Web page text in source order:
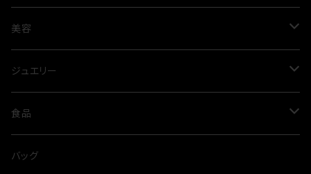
ワンピース
プリーツ
春夏
パンツ
オールシーズン
スカート
ブラウス
美容
オイル
アルガンオイル
ジュエリー
シルバー
ネックレス
食品
スパイス
バッグ